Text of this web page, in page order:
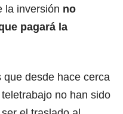
la inversión no
pagará la
desde hace cerca
no han sido